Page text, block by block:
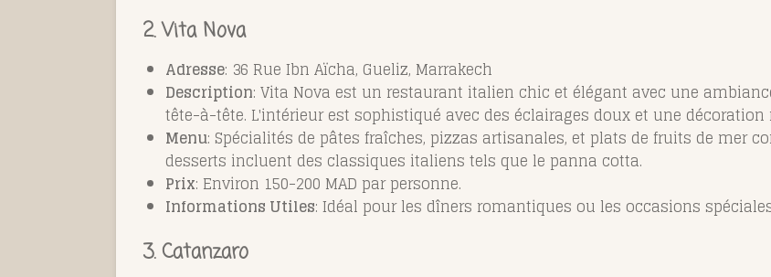
2. Vita Nova
Adresse: 36 Rue Ibn Aïcha, Gueliz, Marrakech
Description: Vita Nova est un restaurant italien chic et élégant avec une
tête-à-tête. L'intérieur est sophistiqué avec des éclairages doux et une décoration
Menu: Spécialités de pâtes fraîches, pizzas artisanales, et plats de fruits de mer
desserts incluent des classiques italiens tels que le panna cotta.
Prix: Environ 150-200 MAD par personne.
Informations Utiles: Idéal pour les dîners romantiques ou les occasions
3. Catanzaro